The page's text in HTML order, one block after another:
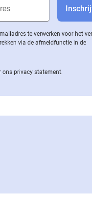
te verwerken voor het
via de af­meld­func­tie in de
ons privacy statement.